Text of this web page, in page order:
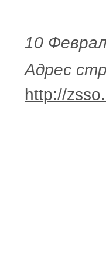
10
Адрес
http://